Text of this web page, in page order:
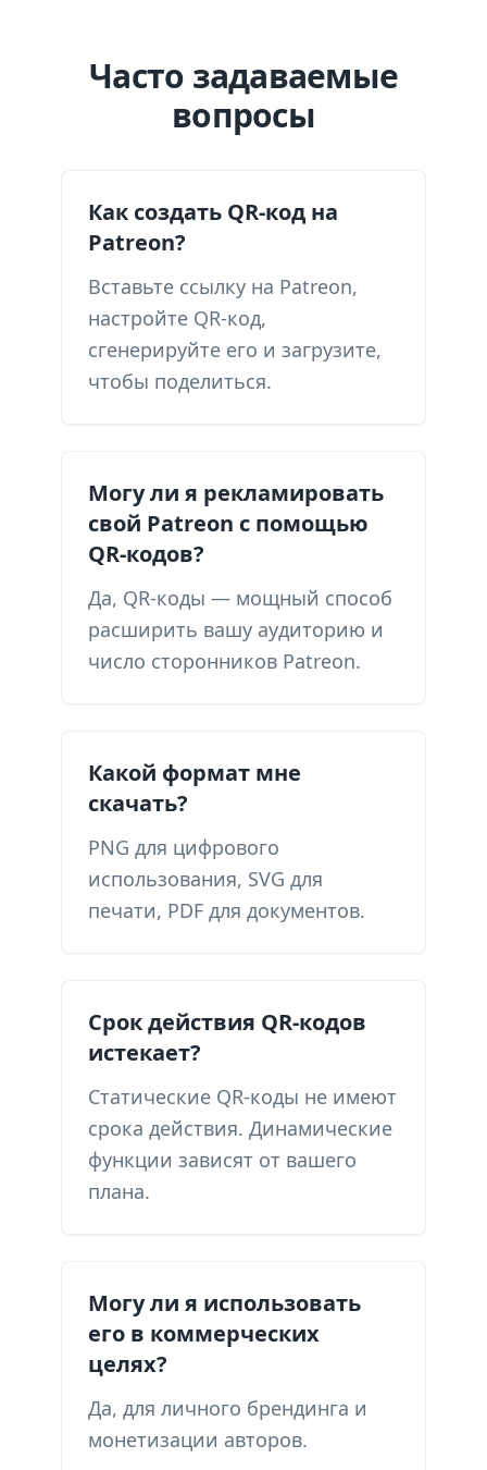
Часто задаваемые
вопросы
Как создать QR-код на
Patreon?
Вставьте ссылку на Patreon,
настройте QR-код,
сгенерируйте его и загрузите,
чтобы поделиться.
Могу ли я рекламировать
свой Patreon с помощью
QR-кодов?
Да, QR-коды — мощный способ
расширить вашу аудиторию и
число сторонников Patreon.
Какой формат мне
скачать?
PNG для цифрового
использования, SVG для
печати, PDF для документов.
Срок действия QR-кодов
истекает?
Статические QR-коды не имеют
срока действия. Динамические
функции зависят от вашего
плана.
Могу ли я использовать
его в коммерческих
целях?
Да, для личного брендинга и
монетизации авторов.